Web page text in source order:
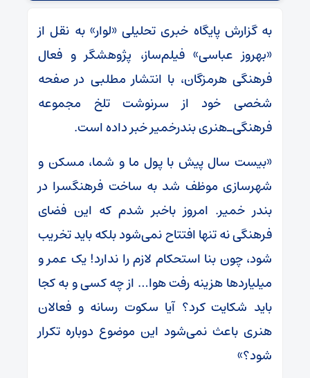
به گزارش پایگاه خبری تحلیلی «لوار» به نقل از
«بهروز عباسی» فیلم‌ساز، پژوهشگر و فعال
فرهنگی هرمزگان، با انتشار مطلبی در صفحه
شخصی خود از سرنوشت تلخ مجموعه
فرهنگی‌ـ‌هنری بندرخمیر خبر داده است.
«بیست سال پیش با پول ما و شما، مسکن و
شهرسازی موظف شد به ساخت فرهنگسرا در
بندر خمیر. امروز باخبر شدم که این فضای
فرهنگی نه تنها افتتاح نمی‌شود بلکه باید تخریب
شود، چون بنا استحکام لازم را ندارد! یک عمر و
میلیاردها هزینه رفت هوا… از چه کسی و به کجا
باید شکایت کرد؟ آیا سکوت رسانه و فعالان
هنری باعث نمی‌شود این موضوع دوباره تکرار
شود؟»